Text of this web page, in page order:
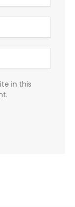
in this